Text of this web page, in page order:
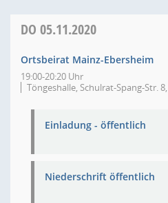
DO 05.11.2020
Ortsbeirat Mainz-Ebersheim
19:00-20:20 Uhr
Töngeshalle, Schulrat-Spang-Str.
Einladung - öffentlich
Niederschrift öffentlich